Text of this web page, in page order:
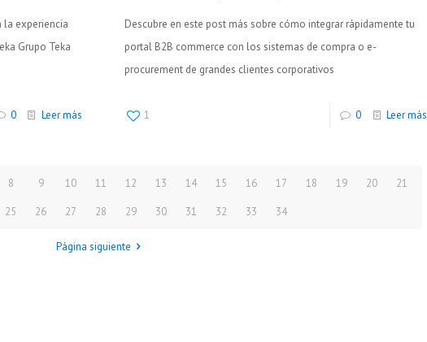
la experiencia
Grupo Teka
0 Leer más
Descubre en este post más sobre cómo integrar rápidamente tu
portal B2B commerce con los sistemas de compra o e-
procurement de grandes clientes corporativos
1 0 Leer más
8 9 10 11 12 13 14 15 16 17 18 19 20 21
25 26 27 28 29 30 31 32 33 34
Página siguiente